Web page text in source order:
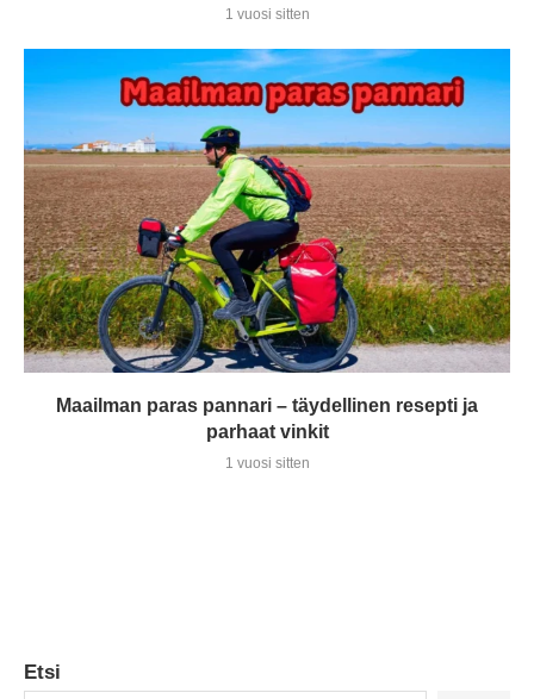
1 vuosi sitten
Maailman paras pannari – täydellinen resepti ja
parhaat vinkit
1 vuosi sitten
Etsi